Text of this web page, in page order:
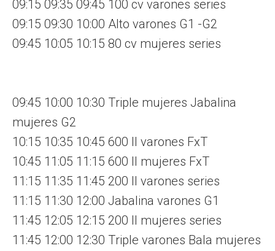
09:15 09:35 09:45 100 cv varones series
09:15 09:30 10:00 Alto varones G1 -G2
09:45 10:05 10:15 80 cv mujeres series
09:45 10:00 10:30 Triple mujeres Jabalina
mujeres G2
10:15 10:35 10:45 600 ll varones FxT
10:45 11:05 11:15 600 ll mujeres FxT
11:15 11:35 11:45 200 ll varones series
11:15 11:30 12:00 Jabalina varones G1
11:45 12:05 12:15 200 ll mujeres series
11:45 12:00 12:30 Triple varones Bala mujeres